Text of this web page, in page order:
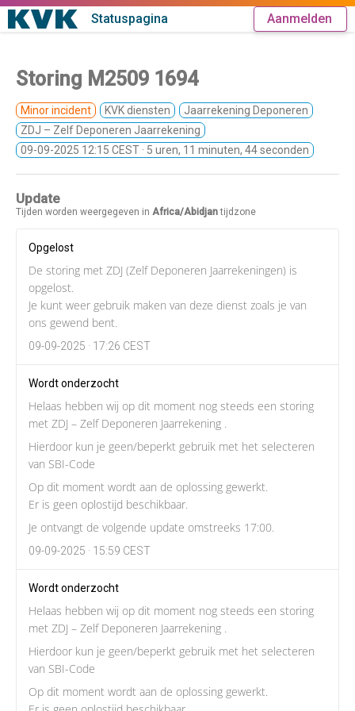
Statuspagina Aanmelden
Storing M2509 1694
Minor incident KVK diensten
Jaarrekening Deponeren
ZDJ – Zelf Deponeren Jaarrekening
09-09-2025 12:15 CEST · 5 uren, 11 minuten, 44 seconden
Update
Tijden worden weergegeven in Africa/Abidjantijdzone
Opgelost
De storing met ZDJ (Zelf Deponeren Jaarrekeningen) is
opgelost.
Je kunt weer gebruik maken van deze dienst zoals je van
ons gewend bent.
09-09-2025 · 17:26 CEST
Wordt onderzocht
Helaas hebben wij op dit moment nog steeds een storing
met ZDJ – Zelf Deponeren Jaarrekening .
Hierdoor kun je geen/beperkt gebruik met het selecteren
van SBI-Code
Op dit moment wordt aan de oplossing gewerkt.
Er is geen oplostijd beschikbaar.
Je ontvangt de volgende update omstreeks 17:00.
09-09-2025 · 15:59 CEST
Wordt onderzocht
Helaas hebben wij op dit moment nog steeds een storing
met ZDJ – Zelf Deponeren Jaarrekening .
Hierdoor kun je geen/beperkt gebruik met het selecteren
van SBI-Code
Op dit moment wordt aan de oplossing gewerkt.